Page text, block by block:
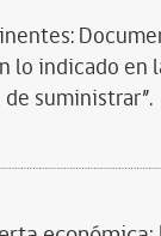
lo indicado en
suministrar”.